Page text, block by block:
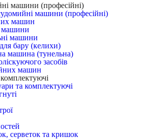
машини (професійні)
машини (професійні)
машин
машини
машини
бару (келихи)
машина (тунельна)
засобів
машин
та комплектуючі
серветок та кришок